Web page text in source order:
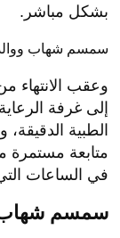
بشكل مباشر.
سمسم شهاب
وعقب الانتهاء
إلى غرفة
الطبية
متابعة مستمرة
في الساعات
سمسم شهاب